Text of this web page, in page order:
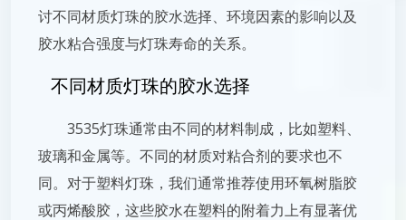
讨不同材质灯珠的胶水选择、环境因素的影响以及
胶水粘合强度与灯珠寿命的关系。
不同材质灯珠的胶水选择
3535灯珠通常由不同的材料制成，比如塑料、
玻璃和金属等。不同的材质对粘合剂的要求也不
同。对于塑料灯珠，我们通常推荐使用环氧树脂胶
或丙烯酸胶，这些胶水在塑料的附着力上有显著优